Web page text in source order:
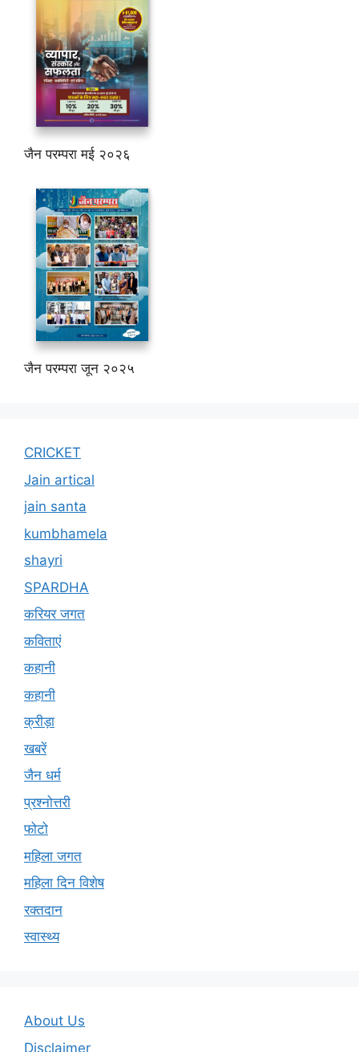
जैन परम्परा मई २०२६
जैन परम्परा जून २०२५
CRICKET
Jain artical
jain santa
kumbhamela
shayri
SPARDHA
करियर जगत
कविताएं
कहानी
कहानी
क्रीड़ा
खबरें
जैन धर्म
प्रश्नोत्तरी
फोटो
महिला जगत
महिला दिन विशेष
रक्तदान
स्वास्थ्य
About Us
Disclaimer